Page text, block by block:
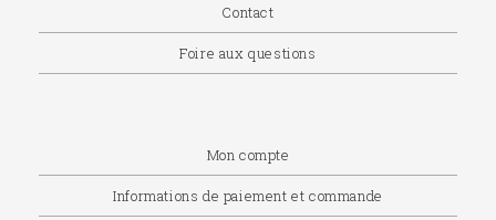
Contact
Foire aux questions
Mon compte
Informations de paiement et commande